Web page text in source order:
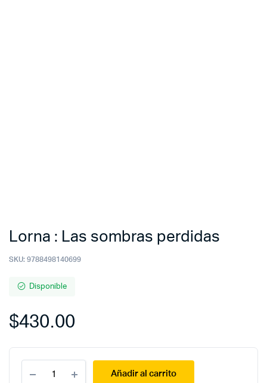
Lorna : Las sombras perdidas
SKU: 9788498140699
Disponible
$430.00
Añadir al carrito